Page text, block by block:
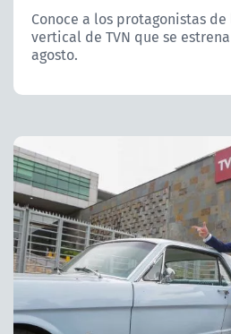
CANAL DE DENUNCIAS
Conoce a los protagonistas
vertical de TVN que se
agosto.